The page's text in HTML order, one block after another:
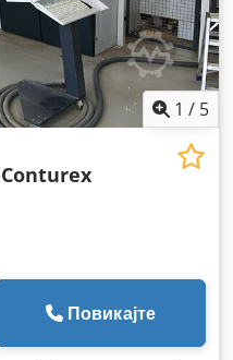
1 / 5
Conturex
Повикајте